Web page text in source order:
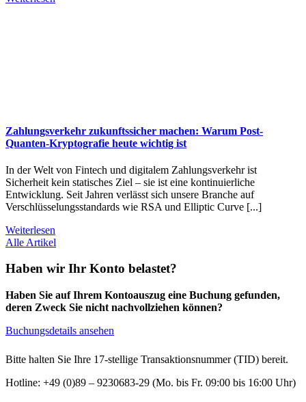
Zahlungsverkehr zukunftssicher machen: Warum Post-
Quanten-Kryptografie heute wichtig ist
In der Welt von Fintech und digitalem Zahlungsverkehr ist
Sicherheit kein statisches Ziel – sie ist eine kontinuierliche
Entwicklung. Seit Jahren verlässt sich unsere Branche auf
Verschlüsselungsstandards wie RSA und Elliptic Curve [...]
Weiterlesen
Alle Artikel
Haben wir Ihr Konto belastet?
Haben Sie auf Ihrem Kontoauszug eine Buchung gefunden,
deren Zweck Sie nicht nachvollziehen können?
Buchungsdetails ansehen
Bitte halten Sie Ihre 17-stellige Transaktionsnummer (TID) bereit.
Hotline: +49 (0)89 – 9230683-29 (Mo. bis Fr. 09:00 bis 16:00 Uhr)